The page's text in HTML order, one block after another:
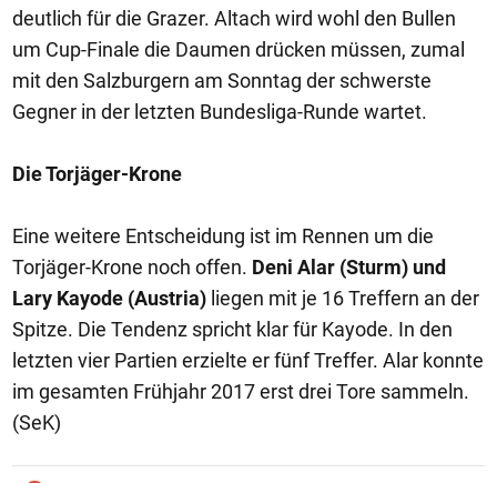
deutlich für die Grazer. Altach wird wohl den Bullen
um Cup-Finale die Daumen drücken müssen, zumal
mit den Salzburgern am Sonntag der schwerste
Gegner in der letzten Bundesliga-Runde wartet.
Die Torjäger-Krone
Eine weitere Entscheidung ist im Rennen um die
Torjäger-Krone noch offen. Deni Alar (Sturm) und
Lary Kayode (Austria) liegen mit je 16 Treffern an der
Spitze. Die Tendenz spricht klar für Kayode. In den
letzten vier Partien erzielte er fünf Treffer. Alar konnte
im gesamten Frühjahr 2017 erst drei Tore sammeln.
(SeK)